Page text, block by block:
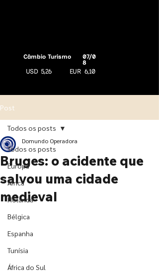
Câmbio Turismo
USD 5,26 EUR
07/0
8
6,10
Post
Todos os posts
Europa
África
Holanda
Bélgica
Espanha
Tunísia
África do Sul
Todos os posts
Bruges: o acidente que
salvou uma cidade
medieval
Domundo Operadora